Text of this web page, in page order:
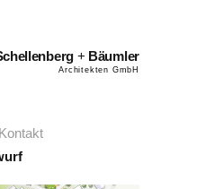
+ Bäumler
Architekten GmbH
Kontakt